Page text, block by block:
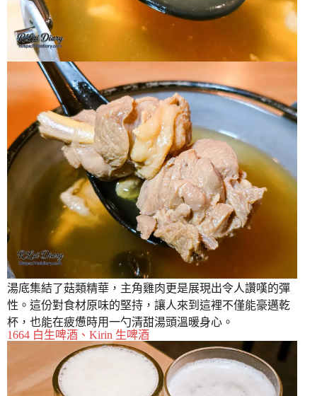
湯底集結了菇類精華，主角雞肉更是展現出令人讚嘆的彈
性。這份對食材原味的堅持，讓人來到這裡不僅能豪邁乾
杯，也能在疲憊時用一勺清甜湯頭溫暖身心。
1664 白生啤酒、Kirin 生啤酒